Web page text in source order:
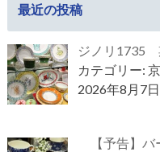
最近の投稿
ジノリ1735
カテゴリー:
2026年8月7日
【予告】バ